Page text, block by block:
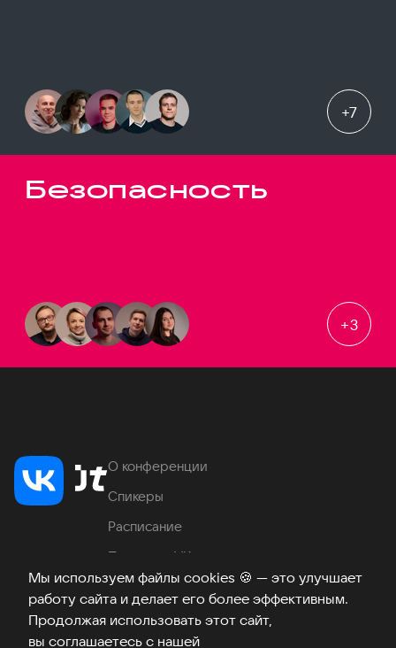
Мы используем файлы cookies 🍪 — это улучшает
работу сайта и делает его более эффективным.
Продолжая использовать этот сайт,
вы соглашаетесь с нашей
+7
Безопасность
+3
О конференции
Спикеры
Расписание
Продукты VK
Место проведения
Часто задаваемые вопросы